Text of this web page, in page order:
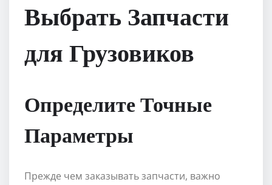
Выбрать Запчасти
для Грузовиков
Определите Точные
Параметры
Прежде чем заказывать запчасти, важно